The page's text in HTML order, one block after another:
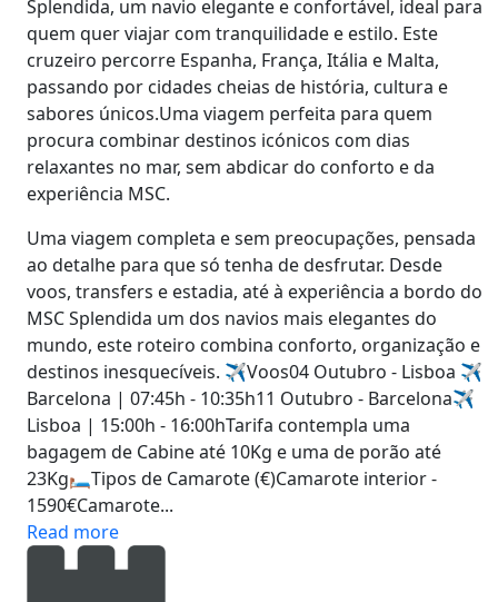
Splendida, um navio elegante e confortável, ideal para
quem quer viajar com tranquilidade e estilo. Este
cruzeiro percorre Espanha, França, Itália e Malta,
passando por cidades cheias de história, cultura e
sabores únicos.Uma viagem perfeita para quem
procura combinar destinos icónicos com dias
relaxantes no mar, sem abdicar do conforto e da
experiência MSC.
Uma viagem completa e sem preocupações, pensada
ao detalhe para que só tenha de desfrutar. Desde
voos, transfers e estadia, até à experiência a bordo do
MSC Splendida um dos navios mais elegantes do
mundo, este roteiro combina conforto, organização e
destinos inesquecíveis. ✈️Voos04 Outubro - Lisboa ✈️
Barcelona | 07:45h - 10:35h11 Outubro - Barcelona✈️
Lisboa | 15:00h - 16:00hTarifa contempla uma
bagagem de Cabine até 10Kg e uma de porão até
23Kg🛏️Tipos de Camarote (€)Camarote interior -
1590€Camarote...
Read more